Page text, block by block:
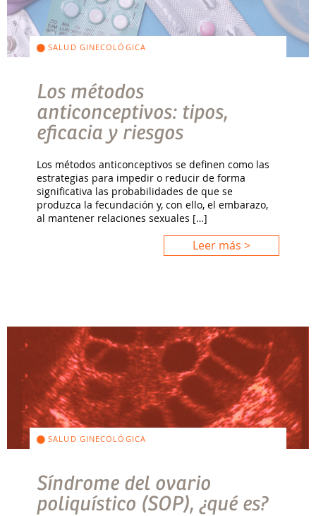
SALUD GINECOLÓGICA
Los métodos
anticonceptivos: tipos,
eficacia y riesgos
Los métodos anticonceptivos se definen como las
estrategias para impedir o reducir de forma
significativa las probabilidades de que se
produzca la fecundación y, con ello, el embarazo,
al mantener relaciones sexuales […]
Leer más >
SALUD GINECOLÓGICA
Síndrome del ovario
poliquístico (SOP), ¿qué es?